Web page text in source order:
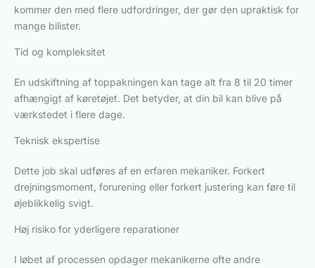
kommer den med flere udfordringer, der gør den upraktisk for
mange bilister.
Tid og kompleksitet
En udskiftning af toppakningen kan tage alt fra 8 til 20 timer
afhængigt af køretøjet. Det betyder, at din bil kan blive på
værkstedet i flere dage.
Teknisk ekspertise
Dette job skal udføres af en erfaren mekaniker. Forkert
drejningsmoment, forurening eller forkert justering kan føre til
øjeblikkelig svigt.
Høj risiko for yderligere reparationer
I løbet af processen opdager mekanikerne ofte andre